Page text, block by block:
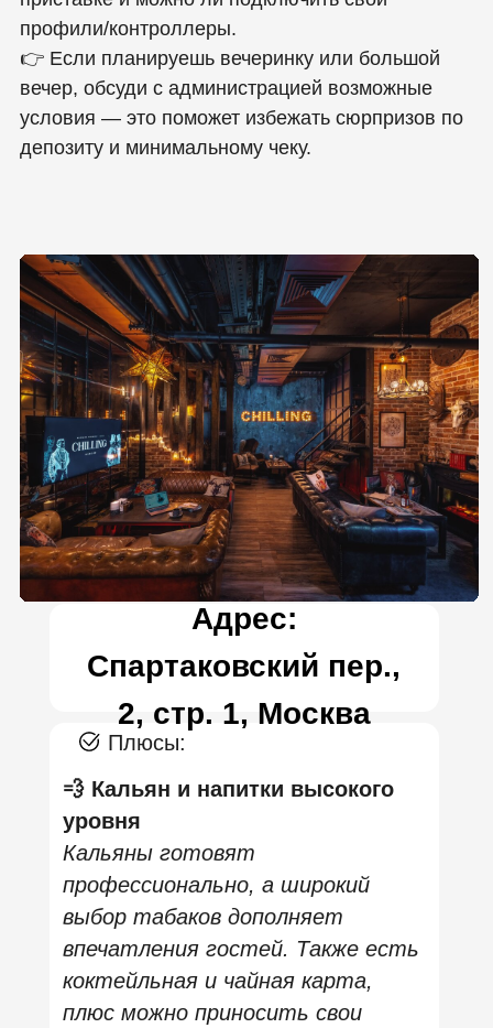
увеличивает общую сумму
посещения независимо от планов
на игры.
стоит заранее
Игровые зоны и вип‑комнаты с
приставкой лучше резервировать
MOS Lounge & Bar— это крупная федеральная
сеть московских лаунж‑баров и кальянных,
которые работают почти круглосуточно и
предлагают аналог формата «кальянная с
приставкой»: уютные лаунж‑зоны, бар с
напитками, авторские кальяны, рестораны‑меню
и рассадка для компаний. В заведении
сочетаются:
✔ качественные кальяны и авторские табаки;
✔ игровые зоны сприставкамиPlayStation
(PS4/PS5), которые доступны гостям в VIP‑зонах
✔ большие экраны для спортивных трансляций
и игр — что делает MOS Lounge подходящим не
только для курения кальяна, но и для активного
досуга в компании;
✔ полноценная кухня и бар с коктейлями, так что
вечер может быть не только игровым, но и
urban‑лаунж, который одинаково хорош и для
ночного отдыха, и для вечеринки с друзьями, и
MOS-LOUNGE (Мос
лаундж бар)